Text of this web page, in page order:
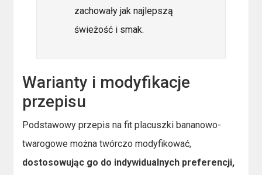
zachowały jak najlepszą
świeżość i smak.
Warianty i modyfikacje
przepisu
Podstawowy przepis na fit placuszki bananowo-
twarogowe można twórczo modyfikować,
dostosowując go do indywidualnych preferencji,